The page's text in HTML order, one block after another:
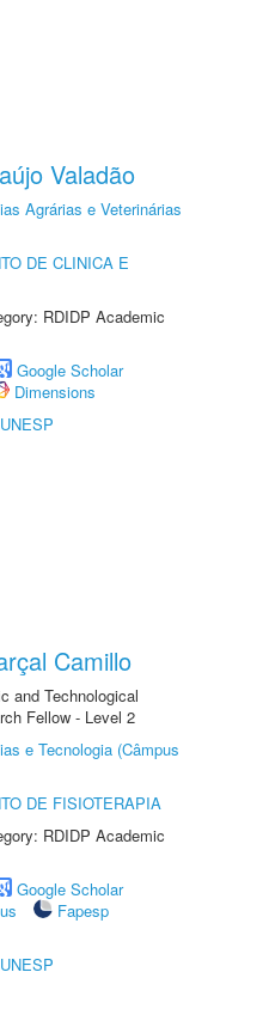
Valadão
Agrárias e Veterinárias
DE CLINICA E
RDIDP Academic
Google Scholar
Dimensions
Camillo
and Technological
Fellow - Level 2
e Tecnologia (Câmpus
DE FISIOTERAPIA
RDIDP Academic
Google Scholar
Fapesp